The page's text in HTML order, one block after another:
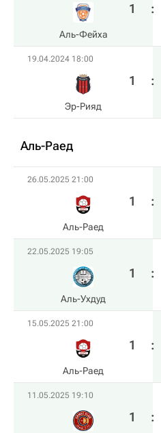
Аль-Фейха
1 :
19.04.2024 18:00
Эр-Рияд
1 :
Аль-Раед
26.05.2025 21:00
Аль-Раед
1 :
22.05.2025 19:05
Аль-Ухдуд
1 :
15.05.2025 21:00
Аль-Раед
1 :
11.05.2025 19:10
1 :